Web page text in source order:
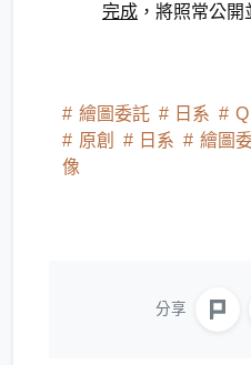
完成 ，將照常公開
繪圖委託 日系
原創
日系 繪圖
像
分享